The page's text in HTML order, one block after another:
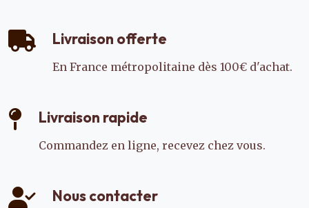
Livraison offerte
En France métropolitaine dès 100€ d'achat.
Livraison rapide
Commandez en ligne, recevez chez vous.
Nous contacter